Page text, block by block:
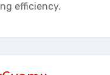
efficiency.